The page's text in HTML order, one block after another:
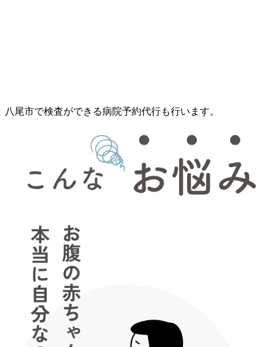
八尾市で検査ができる病院予約代行も行います。